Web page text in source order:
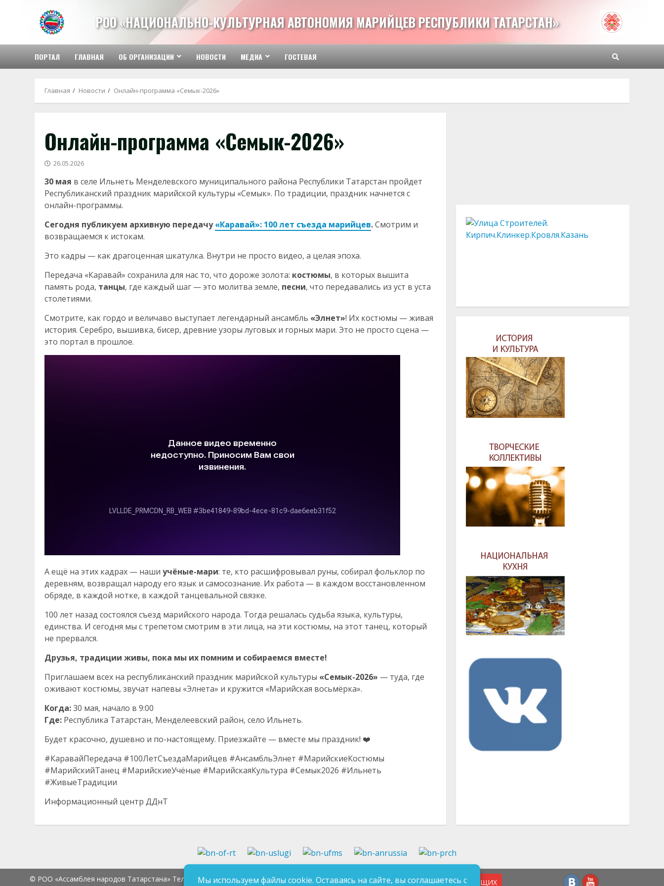
содержимому
РОО «НАЦИОНАЛЬНО-КУЛЬТУРНАЯ АВТОНОМИЯ МАРИЙЦЕВ РЕСПУБЛИКИ ТАТАРСТАН»
ПОРТАЛ ГЛАВНАЯ ОБ ОРГАНИЗАЦИИ НОВОСТИ МЕДИА ГОСТЕВАЯ
Главная Новости Онлайн-программа «Семык-2026»
Онлайн-программа «Семык-2026»
26.05.2026
30 мая в селе Ильнеть Менделевского муниципального района Республики Татарстан пройдет
Республиканский праздник марийской культуры «Семык». По традиции, праздник начнется с
онлайн-программы.
Сегодня публикуем архивную передачу«Каравай»: 100 лет съезда марийцев.Смотрим и
возвращаемся к истокам.
Это кадры — как драгоценная шкатулка. Внутри не просто видео, а целая эпоха.
Передача «Каравай» сохранила для нас то, что дороже золота: костюмы, в которых вышита
память рода, танцы, где каждый шаг — это молитва земле, песни, что передавались из уст в уста
столетиями.
Смотрите, как гордо и величаво выступает легендарный ансамбль «Элнет»! Их костюмы — живая
история. Серебро, вышивка, бисер, древние узоры луговых и горных мари. Это не просто сцена —
это портал в прошлое.
А ещё на этих кадрах — наши учёные-мари: те, кто расшифровывал руны, собирал фольклор по
деревням, возвращал народу его язык и самосознание. Их работа — в каждом восстановленном
обряде, в каждой нотке, в каждой танцевальной связке.
100 лет назад состоялся съезд марийского народа. Тогда решалась судьба языка, культуры,
единства. И сегодня мы с трепетом смотрим в эти лица, на эти костюмы, на этот танец, который
не прервался.
Друзья, традиции живы, пока мы их помним и собираемся вместе!
Приглашаем всех на республиканский праздник марийской культуры «Семык-2026» — туда, где
оживают костюмы, звучат напевы «Элнета» и кружится «Марийская восьмёрка».
Когда:30 мая, начало в 9:00
Где: Республика Татарстан, Менделеевский район, село Ильнеть.
Будет красочно, душевно и по-настоящему. Приезжайте — вместе мы праздник! ❤️
#КаравайПередача #100ЛетСъездаМарийцев #АнсамбльЭлнет #МарийскиеКостюмы
#МарийскийТанец #МарийскиеУчёные #МарийскаяКультура #Семык2026 #Ильнеть
#ЖивыеТрадиции
Информационный центр ДДнТ
ДЛЯ СЛАБОВИДЯЩИХ
© РОО «Ассамблея народов Татарстана» Тел.: 8 (843) 237-97-99E-mail:an-tatarstan@yandex.ru
Мы используем файлы cookie. Оставаясь на сайте, вы соглашаетесь с